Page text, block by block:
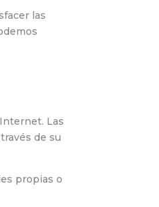
las
Las
de su
propias o